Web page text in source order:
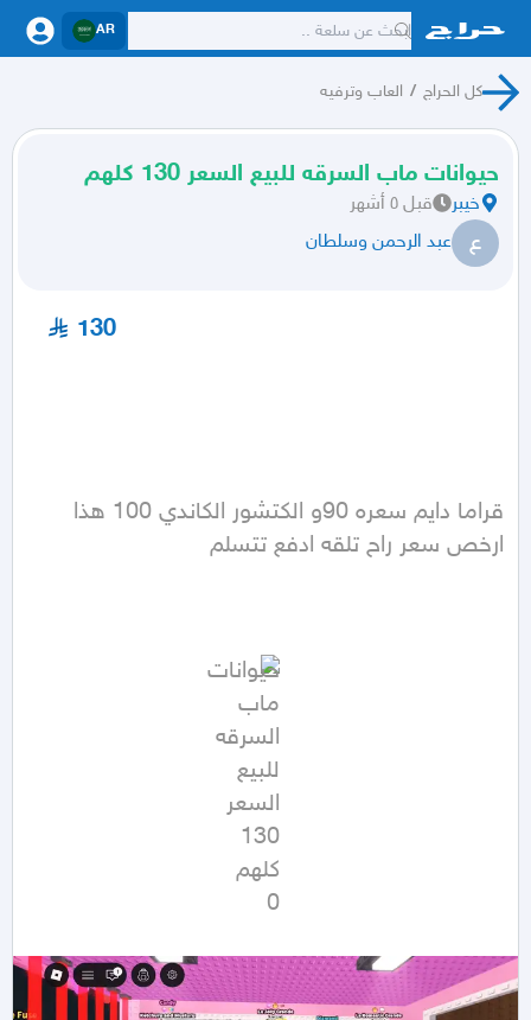
AR
كل الحراج / العاب وترفيه
حيوانات ماب السرقه للبيع السعر 130 كلهم
خيبر قبل ٥ أشهر
ع عبد الرحمن وسلطان
130
ارخص سعر راح تلقه ادفع تتسلم